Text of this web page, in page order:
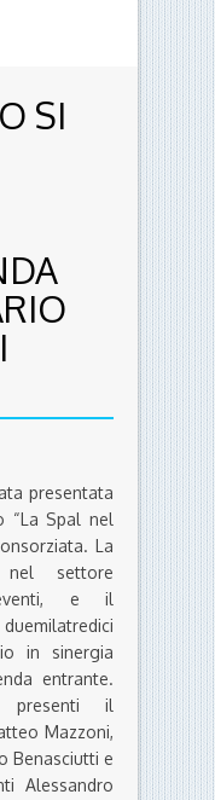
SI
presentata
“La Spal nel
La
nel settore
eventi, e il
in sinergia
entrante.
presenti il
Mazzoni,
Benasciutti e
Alessandro